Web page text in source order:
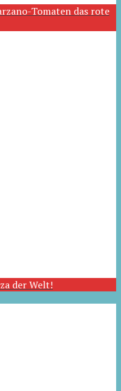
Tomaten das rote
der Welt!